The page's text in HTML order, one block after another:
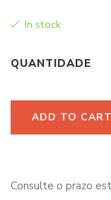
In stock
QUANTIDADE
ADD TO CART
Consulte o prazo